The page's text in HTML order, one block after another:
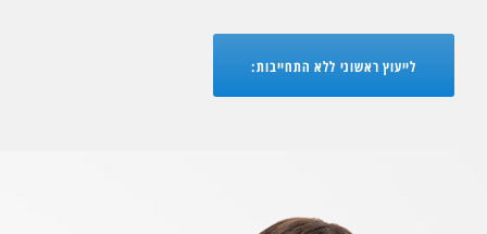
לייעוץ ראשוני ללא התחייבות: